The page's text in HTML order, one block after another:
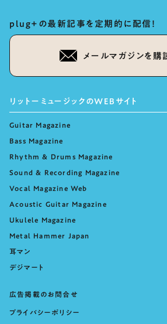
plug+の最新記事を定期的に配信！
メールマガジンを購
リットーミュージックのWEBサイト
Guitar Magazine
Bass Magazine
Rhythm & Drums Magazine
Sound & Recording Magazine
Vocal Magazine Web
Acoustic Guitar Magazine
Ukulele Magazine
Metal Hammer Japan
耳マン
デジマート
広告掲載のお問合せ
プライバシーポリシー